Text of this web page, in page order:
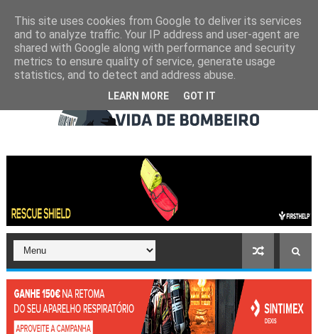
This site uses cookies from Google to deliver its services
and to analyze traffic. Your IP address and user-agent are
shared with Google along with performance and security
metrics to ensure quality of service, generate usage
statistics, and to detect and address abuse.
LEARN MORE GOT IT